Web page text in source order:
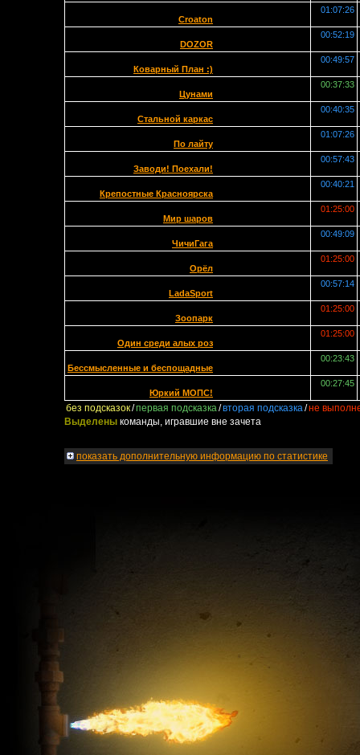
Сroaton
01:07:26
DOZOR
00:52:19
Коварный План :)
00:49:57
Цунами
00:37:33
Стальной каркас
00:40:35
По лайту
01:07:26
Заводи! Поехали!
00:57:43
Крепостные Красноярска
00:40:21
Мир шаров
01:25:00
ЧичиГага
00:49:09
Орёл
01:25:00
LadaSport
00:57:14
Зоопарк
01:25:00
Один среди алых роз
01:25:00
Бессмысленные и беспощадные
00:23:43
Юркий МОПС!
00:27:45
без подсказок/первая подсказка/вторая подсказка/не
Выделены команды, игравшие вне зачета
показать дополнительную информацию по статистике